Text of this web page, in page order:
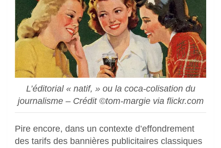
L’éditorial « natif, » ou la coca-colisation du
journalisme – Crédit ©tom-margie via flickr.com
Pire encore, dans un contexte d’effondrement
des tarifs des bannières publicitaires classiques